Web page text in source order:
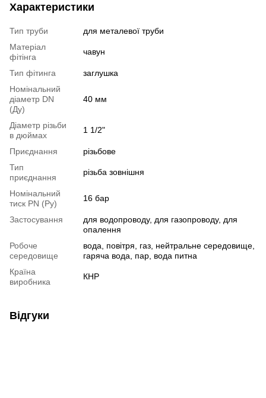
Характеристики
Тип труби
для металевої труби
Матеріал
фітінга
чавун
Тип фітинга
заглушка
Номінальний
діаметр DN
(Ду)
40 мм
Діаметр різьби
в дюймах
1 1/2"
Приєднання
різьбове
Тип
приєднання
різьба зовнішня
Номінальний
тиск PN (Ру)
16 бар
Застосування
для водопроводу, для газопроводу, для
опалення
Робоче
середовище
вода, повітря, газ, нейтральне середовище,
гаряча вода, пар, вода питна
Країна
виробника
КНР
Відгуки